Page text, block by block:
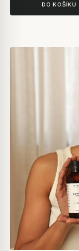
DO KOŠÍKU